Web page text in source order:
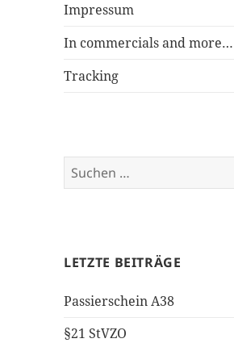
Impressum
In commercials and more…
Tracking
Suchen
nach:
LETZTE BEITRÄGE
Passierschein A38
§21 StVZO